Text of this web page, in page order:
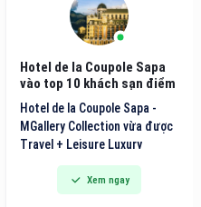
Hotel de la Coupole Sapa
vào top 10 khách sạn điểm
đến nội địa hàng đầu Việt
Nam
Hotel de la Coupole Sapa -
MGallery Collection vừa được
Travel + Leisure Luxury
Awards khu vực châu Á - Thái
Bình Dương 2026 vinh danh
trong danh sách 10 khách sạn
Xem ngay